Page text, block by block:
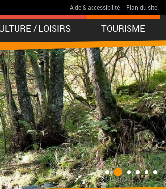
Aide & accessibilité | Plan du site
/ LOISIRS TOURISME